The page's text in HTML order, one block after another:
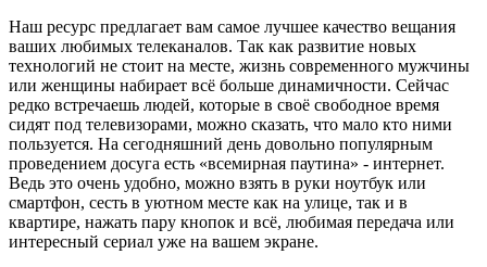
Наш ресурс предлагает вам самое лучшее качество вещания
ваших любимых телеканалов. Так как развитие новых
технологий не стоит на месте, жизнь современного мужчины
или женщины набирает всё больше динамичности. Сейчас
редко встречаешь людей, которые в своё свободное время
сидят под телевизорами, можно сказать, что мало кто ними
пользуется. На сегодняшний день довольно популярным
проведением досуга есть «всемирная паутина» - интернет.
Ведь это очень удобно, можно взять в руки ноутбук или
смартфон, сесть в уютном месте как на улице, так и в
квартире, нажать пару кнопок и всё, любимая передача или
интересный сериал уже на вашем экране.